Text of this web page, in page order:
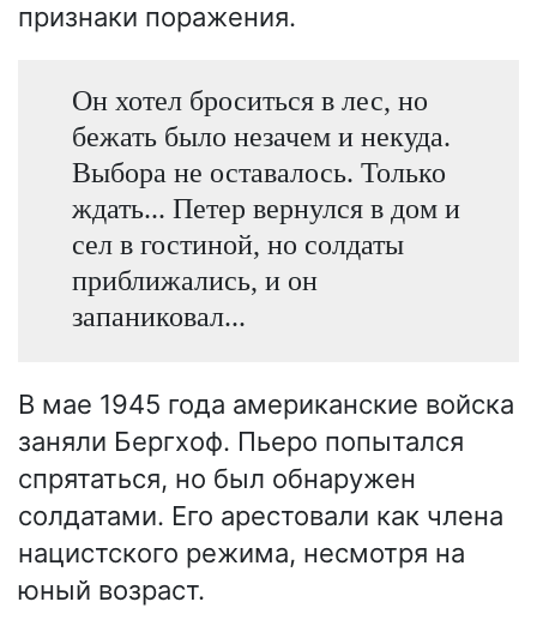
признаки поражения.
Он хотел броситься в лес, но
бежать было незачем и некуда.
Выбора не оставалось. Только
ждать... Петер вернулся в дом и
сел в гостиной, но солдаты
приближались, и он
запаниковал...
В мае 1945 года американские войска
заняли Бергхоф. Пьеро попытался
спрятаться, но был обнаружен
солдатами. Его арестовали как члена
нацистского режима, несмотря на
юный возраст.